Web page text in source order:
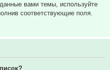
вами темы, используйте
соответствующие поля.